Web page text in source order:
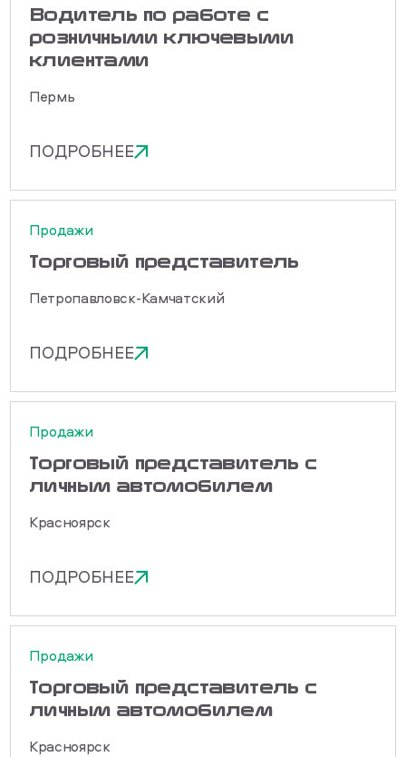
Водитель по работе с
розничными ключевыми
клиентами
Пермь
ПОДРОБНЕЕ
Продажи
Торговый представитель
Петропавловск-Камчатский
ПОДРОБНЕЕ
Продажи
Торговый представитель с
личным автомобилем
Красноярск
ПОДРОБНЕЕ
Продажи
Торговый представитель с
личным автомобилем
Красноярск